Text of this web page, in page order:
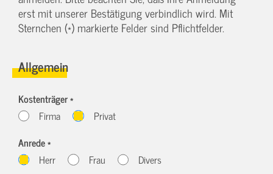
erst mit unserer Bestätigung verbindlich wird. Mit
Sternchen (*) markierte Felder sind Pflichtfelder.
Allgemein
Kostenträger *
Firma
Privat
Anrede *
Herr
Frau Divers